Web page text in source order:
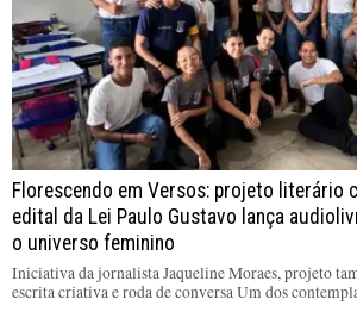
Florescendo em Versos: projeto literário
edital da Lei Paulo Gustavo lança
o universo feminino
Iniciativa da jornalista Jaqueline Moraes, projeto
escrita criativa e roda de conversa Um dos